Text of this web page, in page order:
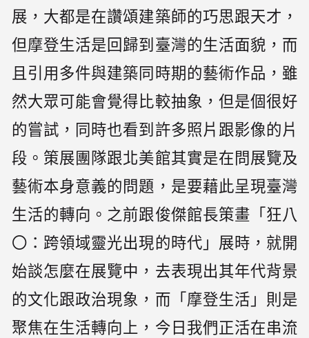
展，大都是在讚頌建築師的巧思跟天才，
但摩登生活是回歸到臺灣的生活面貌，而
且引用多件與建築同時期的藝術作品，雖
然大眾可能會覺得比較抽象，但是個很好
的嘗試，同時也看到許多照片跟影像的片
段。策展團隊跟北美館其實是在問展覽及
藝術本身意義的問題，是要藉此呈現臺灣
生活的轉向。之前跟俊傑館長策畫「狂八
〇：跨領域靈光出現的時代」展時，就開
始談怎麼在展覽中，去表現出其年代背景
的文化跟政治現象，而「摩登生活」則是
聚焦在生活轉向上，今日我們正活在串流